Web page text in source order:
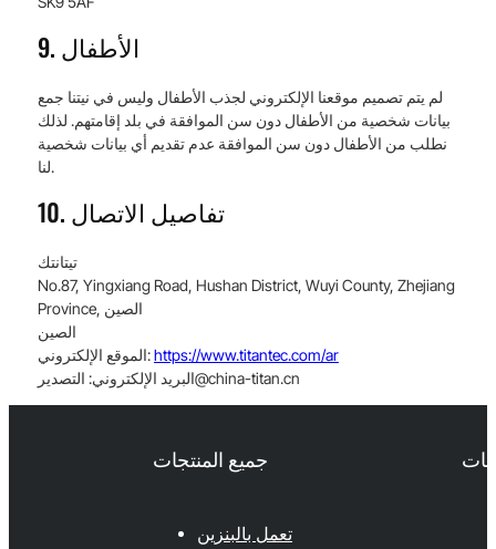
9. الأطفال
لم يتم تصميم موقعنا الإلكتروني لجذب الأطفال وليس في نيتنا جمع
بيانات شخصية من الأطفال دون سن الموافقة في بلد إقامتهم. لذلك
نطلب من الأطفال دون سن الموافقة عدم تقديم أي بيانات شخصية
لنا.
10. تفاصيل الاتصال
تيتانتك
No.87, Yingxiang Road, Hushan District, Wuyi County, Zhejiang
Province, الصين
الصين
الموقع الإلكتروني:https://www.titantec.com/ar
البريد الإلكتروني:التصدير@china-titan.cn
جميع المنتجات
تعمل بالبنزين